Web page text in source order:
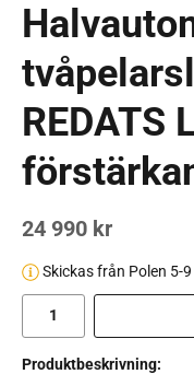
REDATS
24 990 kr
Skickas från Polen 5-
Produktbeskrivning: